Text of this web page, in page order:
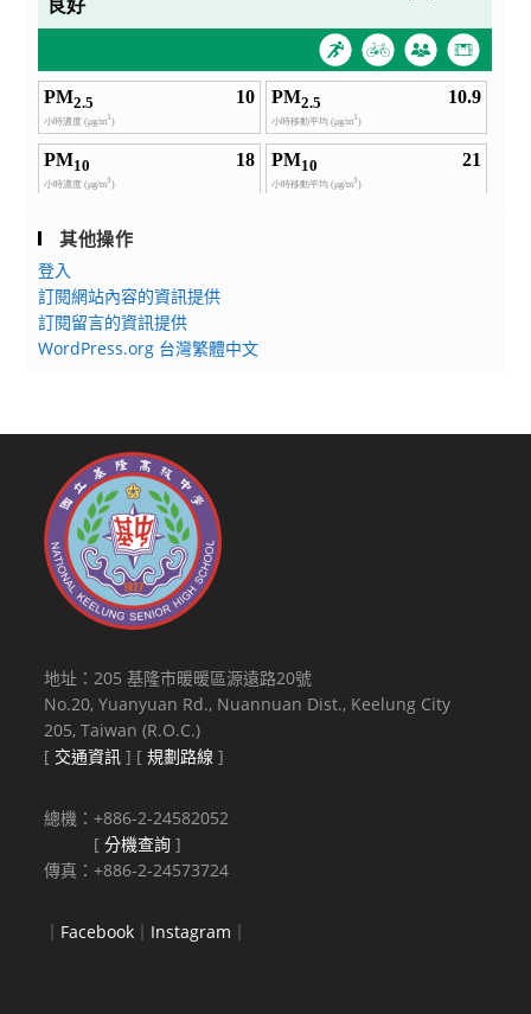
其他操作
登入
訂閱網站內容的資訊提供
訂閱留言的資訊提供
WordPress.org 台灣繁體中文
地址：205 基隆市暖暖區源遠路20號
No.20, Yuanyuan Rd., Nuannuan Dist., Keelung City
205, Taiwan (R.O.C.)
[ 交通資訊 ] [規劃路線 ]
總機：+886-2-24582052
[分機查詢 ]
傳真：+886-2-24573724
｜ Facebook ｜ Instagram ｜